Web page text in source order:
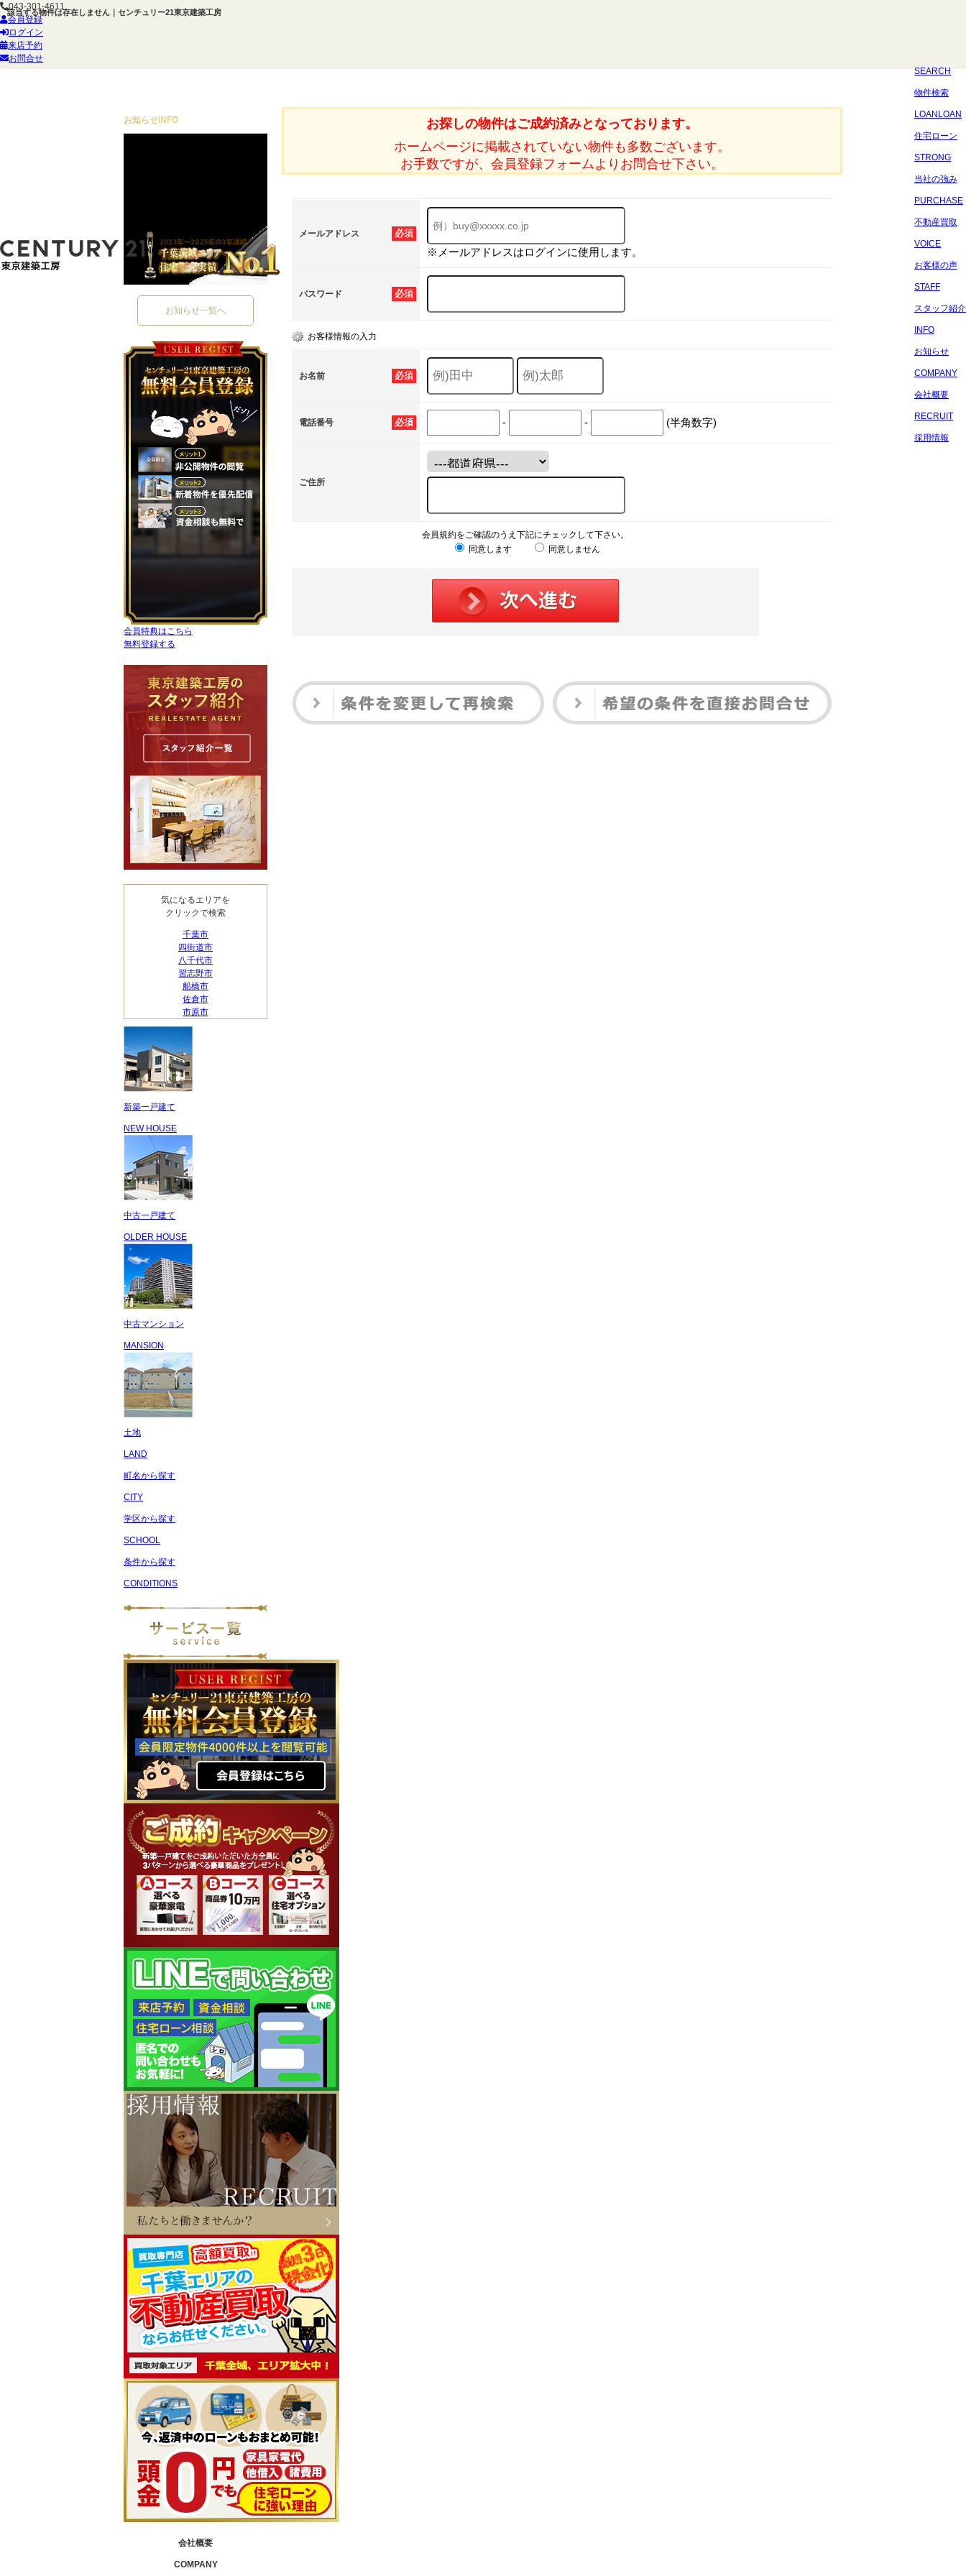
該当する物件は存在しません｜センチュリー21東京建築工房
043-301-4611
会員登録
ログイン
来店予約
お問合せ
SEARCH
物件検索
LOANLOAN
住宅ローン
STRONG
当社の強み
PURCHASE
不動産買取
VOICE
お客様の声
STAFF
スタッフ紹介
INFO
お知らせ
COMPANY
会社概要
RECRUIT
採用情報
お探しの物件はご成約済みとなっております。
ホームページに掲載されていない物件も多数ございます。
お手数ですが、会員登録フォームよりお問合せ下さい。
必須
メールアドレス
※メールアドレスはログインに使用します。
必須
パスワード
お客様情報の入力
必須
お名前
必須
電話番号 - - (半角数字)
ご住所
会員規約をご確認のうえ下記にチェックして下さい。
同意します
同意しません
お知らせ INFO
お知らせ一覧へ
会員特典はこちら
無料登録する
気になるエリアを
クリックで検索
千葉市
四街道市
八千代市
習志野市
船橋市
佐倉市
市原市
新築一戸建て
NEW HOUSE
中古一戸建て
OLDER HOUSE
中古マンション
MANSION
土地
LAND
町名から探す
CITY
学区から探す
SCHOOL
条件から探す
CONDITIONS
会社概要
COMPANY